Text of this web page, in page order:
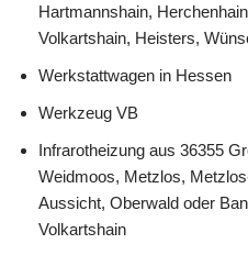
Hartmannshain,
Volkartshain, Heisters,
Werkstattwagen in Hessen
Werkzeug VB
Infrarotheizung aus 36355
Weidmoos, Metzlos,
Aussicht, Oberwald oder
Volkartshain